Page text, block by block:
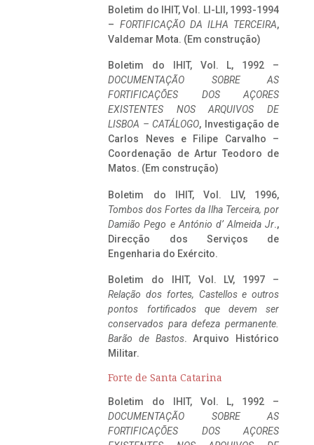
Boletim do IHIT, Vol. LI-LII, 1993-1994
– FORTIFICAÇÃO DA ILHA TERCEIRA,
Valdemar Mota. (Em construção)
Boletim do IHIT, Vol. L, 1992 –
DOCUMENTAÇÃO SOBRE AS
FORTIFICAÇÕES DOS AÇORES
EXISTENTES NOS ARQUIVOS DE
LISBOA – CATÁLOGO, Investigação de
Carlos Neves e Filipe Carvalho –
Coordenação de Artur Teodoro de
Matos. (Em construção)
Boletim do IHIT, Vol. LIV, 1996,
Tombos dos Fortes da Ilha Terceira, por
Damião Pego e António d’ Almeida Jr.,
Direcção dos Serviços de
Engenharia do Exército.
Boletim do IHIT, Vol. LV, 1997 –
Relação dos fortes, Castellos e outros
pontos fortificados que devem ser
conservados para defeza permanente.
Barão de Bastos. Arquivo Histórico
Militar.
Forte de Santa Catarina
Boletim do IHIT, Vol. L, 1992 –
DOCUMENTAÇÃO SOBRE AS
FORTIFICAÇÕES DOS AÇORES